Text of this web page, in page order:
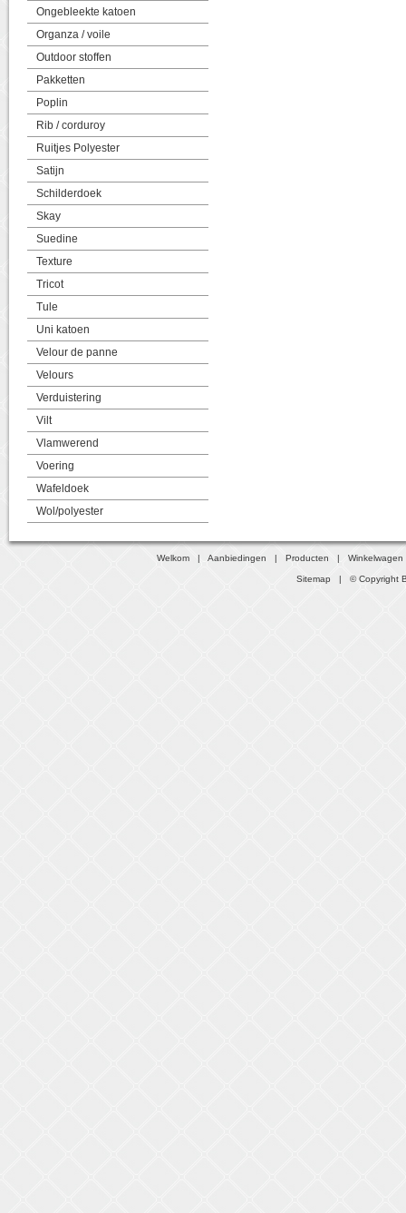
Ongebleekte katoen
Organza / voile
Outdoor stoffen
Pakketten
Poplin
Rib / corduroy
Ruitjes Polyester
Satijn
Schilderdoek
Skay
Suedine
Texture
Tricot
Tule
Uni katoen
Velour de panne
Velours
Verduistering
Vilt
Vlamwerend
Voering
Wafeldoek
Wol/polyester
Welkom |Aanbiedingen |Producten |Winkelwagen
Sitemap | © Copyright